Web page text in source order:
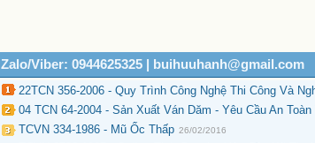
Zalo/Viber: 0944625325 | buihuuhanh@gmail.com
22TCN 356-2006 - Quy Trình Công Nghệ Thi Công Và
04 TCN 64-2004 - Sản Xuất Ván Dăm - Yêu Cầu An
TCVN 334-1986 - Mũ Ốc Thấp 26/02/2016